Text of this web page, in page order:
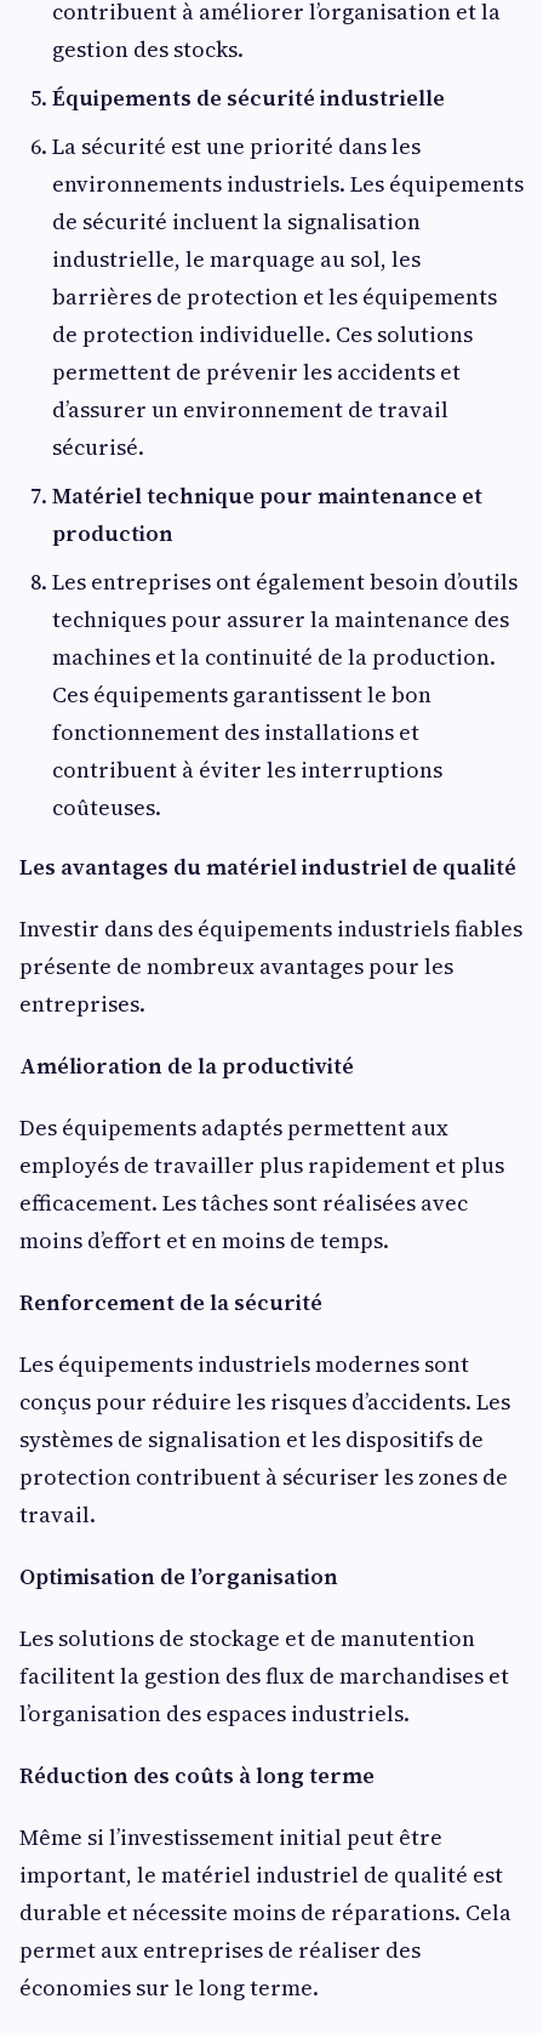
contribuent à améliorer l’organisation et la
gestion des stocks.
Équipements de sécurité industrielle
La sécurité est une priorité dans les
environnements industriels. Les équipements
de sécurité incluent la signalisation
industrielle, le marquage au sol, les
barrières de protection et les équipements
de protection individuelle. Ces solutions
permettent de prévenir les accidents et
d’assurer un environnement de travail
sécurisé.
Matériel technique pour maintenance et
production
Les entreprises ont également besoin d’outils
techniques pour assurer la maintenance des
machines et la continuité de la production.
Ces équipements garantissent le bon
fonctionnement des installations et
contribuent à éviter les interruptions
coûteuses.
Les avantages du matériel industriel de qualité
Investir dans des équipements industriels fiables
présente de nombreux avantages pour les
entreprises.
Amélioration de la productivité
Des équipements adaptés permettent aux
employés de travailler plus rapidement et plus
efficacement. Les tâches sont réalisées avec
moins d’effort et en moins de temps.
Renforcement de la sécurité
Les équipements industriels modernes sont
conçus pour réduire les risques d’accidents. Les
systèmes de signalisation et les dispositifs de
protection contribuent à sécuriser les zones de
travail.
Optimisation de l’organisation
Les solutions de stockage et de manutention
facilitent la gestion des flux de marchandises et
l’organisation des espaces industriels.
Réduction des coûts à long terme
Même si l’investissement initial peut être
important, le matériel industriel de qualité est
durable et nécessite moins de réparations. Cela
permet aux entreprises de réaliser des
économies sur le long terme.